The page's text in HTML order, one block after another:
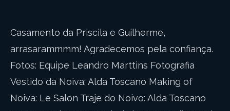
Casamento da Priscila e Guilherme,
arrasarammmm! Agradecemos pela confiança.
Fotos: Equipe Leandro Marttins Fotografia
Vestido da Noiva: Alda Toscano Making of
Noiva: Le Salon Traje do Noivo: Alda Toscano